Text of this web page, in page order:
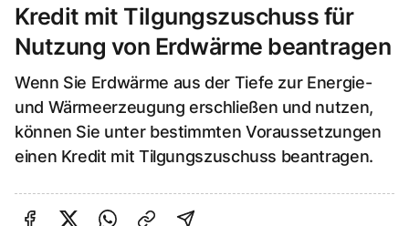
Kredit mit Tilgungszuschuss für
Nutzung von Erdwärme beantragen
Wenn Sie Erdwärme aus der Tiefe zur Energie-
und Wärmeerzeugung erschließen und nutzen,
können Sie unter bestimmten Voraussetzungen
einen Kredit mit Tilgungszuschuss beantragen.